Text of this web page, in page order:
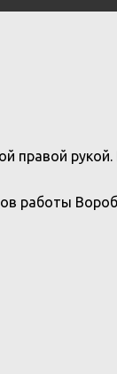
правой
работы